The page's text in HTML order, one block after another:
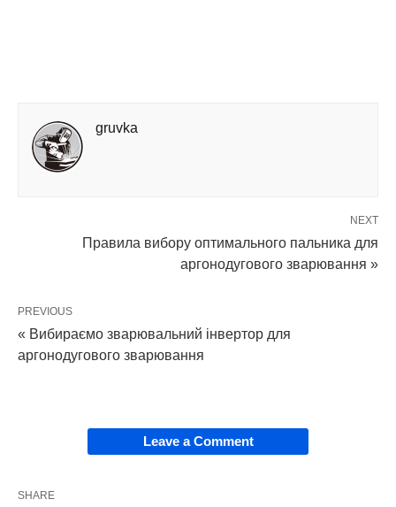
gruvka
NEXT
Правила вибору оптимального пальника для
аргонодугового зварювання »
PREVIOUS
« Вибираємо зварювальний інвертор для
аргонодугового зварювання
Leave a Comment
SHARE